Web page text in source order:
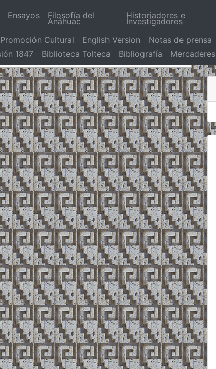
Ensayos Filosofía del
Anáhuac
Historiadores e
Investigadores
Promoción Cultural English Version Notas de prensa
1847
Biblioteca Tolteca Bibliografía Mercaderes